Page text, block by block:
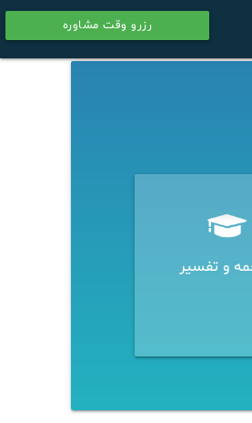
رزرو وقت مشاوره
calendar
و تفسیر